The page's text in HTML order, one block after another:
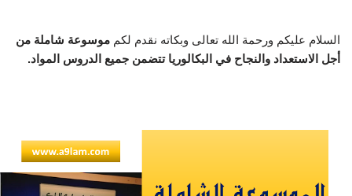
السلام عليكم ورحمة الله تعالى وبكاته نقدم لكم موسوعة شاملة من
أجل الاستعداد والنجاح في البكالوريا تتضمن جميع الدروس المواد.